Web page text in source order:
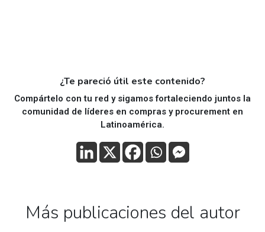
¿Te pareció útil este contenido?
Compártelo con tu red y sigamos fortaleciendo juntos la
comunidad de líderes en compras y procurement en
Latinoamérica.
Más publicaciones del autor